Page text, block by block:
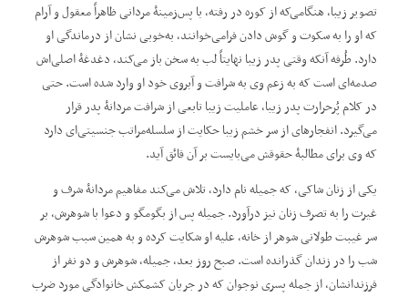
تصویر زیبا، هنگامی‌که از کوره در رفته، با پس‌زمینۀ مردانی ظاهراً معقول و آرام
که او را به سکوت و گوش‌ دادن فرامی‌خوانند، به‌خوبی نشان از درماندگی او
دارد. طُرفه آنکه وقتی پدر زیبا نهایتاً لب به سخن باز می‌کند، دغدغۀ اصلی‌اش
صدمه‌ای است که به زعم وی به شرافت و آبروی خود او وارد شده است. حتی
در کلام پُرحرارت پدر زیبا، عاملیت زیبا تابعی از شرافت مردانۀ پدر قرار
می‌گیرد. انفجارهای از سر خشم زیبا حکایت از سلسله‌مراتب جنسیتی‌ای دارد
که وی برای مطالبۀ حقوقش می‌بایست بر آن فائق آید.
یکی از زنان شاکی، که جمیله نام دارد، تلاش می‌کند مفاهیم مردانۀ شرف و
غیرت را به تصرف زنان نیز درآورد. جمیله پس از بگومگو و دعوا با شوهرش، بر
سر غیبت طولانی شوهر از خانه، علیه او شکایت کرده و به همین سبب شوهرش
شب را در زندان گذرانده است. صبح روز بعد، جمیله، شوهرش و دو نفر از
فرزندانشان، از جمله پسری نوجوان که در جریان کشمکش خانوادگی مورد ضرب